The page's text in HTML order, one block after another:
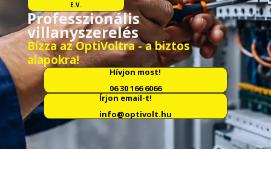
E.V.
Professzionális
villanyszerelés
Bízza az OptiVoltra - a biztos
alapokra!
Hívjon most!
06 30 166 6066
Írjon email-t!
info@optivolt.hu